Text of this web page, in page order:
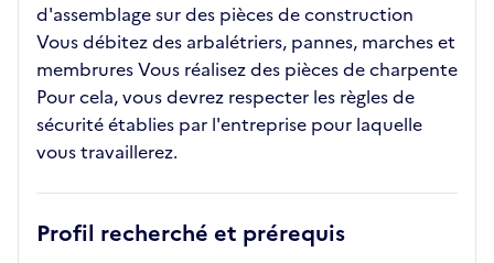
d'assemblage sur des pièces de construction
Vous débitez des arbalétriers, pannes, marches et
membrures Vous réalisez des pièces de charpente
Pour cela, vous devrez respecter les règles de
sécurité établies par l'entreprise pour laquelle
vous travaillerez.
Profil recherché et prérequis